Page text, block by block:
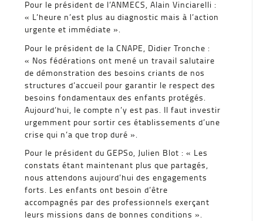
Pour le président de l’ANMECS, Alain Vinciarelli :
« L’heure n’est plus au diagnostic mais à l’action
urgente et immédiate ».
Pour le président de la CNAPE, Didier Tronche :
« Nos fédérations ont mené un travail salutaire
de démonstration des besoins criants de nos
structures d’accueil pour garantir le respect des
besoins fondamentaux des enfants protégés.
Aujourd’hui, le compte n’y est pas. Il faut investir
urgemment pour sortir ces établissements d’une
crise qui n’a que trop duré ».
Pour le président du GEPSo, Julien Blot : « Les
constats étant maintenant plus que partagés,
nous attendons aujourd’hui des engagements
forts. Les enfants ont besoin d’être
accompagnés par des professionnels exerçant
leurs missions dans de bonnes conditions ».